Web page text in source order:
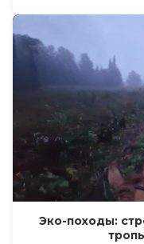
Эко-походы: